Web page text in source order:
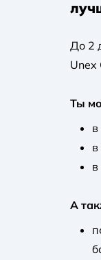
До 2
Unex
Ты
А